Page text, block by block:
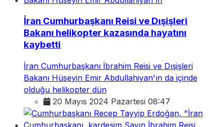
İran Cumhurbaşkanı Reisi ve Dışişleri
Bakanı helikopter kazasında hayatını
kaybetti
İran Cumhurbaşkanı İbrahim Reisi ve Dışişleri
Bakanı Hüseyin Emir Abdullahiyan'ın da içinde
olduğu helikopter dün
20 Mayıs 2024 Pazartesi 08:47